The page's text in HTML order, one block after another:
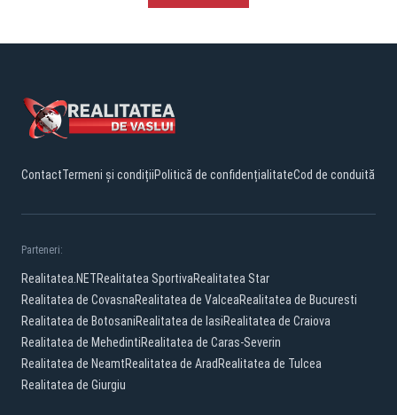
ContactTermeni și condițiiPolitică de confidențialitateCod de conduită
Parteneri:
Realitatea.NETRealitatea SportivaRealitatea Star
Realitatea de CovasnaRealitatea de ValceaRealitatea de Bucuresti
Realitatea de BotosaniRealitatea de IasiRealitatea de Craiova
Realitatea de MehedintiRealitatea de Caras-Severin
Realitatea de NeamtRealitatea de Arad Realitatea de Tulcea
Realitatea de Giurgiu